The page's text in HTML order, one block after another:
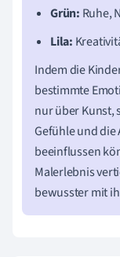
Grün: Ruhe,
Lila:
Indem die
bestimmte
nur über Kunst,
Gefühle und die
beeinflussen
Malerlebnis
bewusster mit